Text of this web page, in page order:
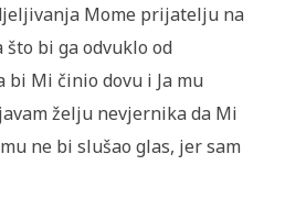
Mome prijatelju na
što bi ga odvuklo od
bi Mi činio dovu i Ja mu
želju nevjernika da Mi
ne bi slušao glas, jer sam